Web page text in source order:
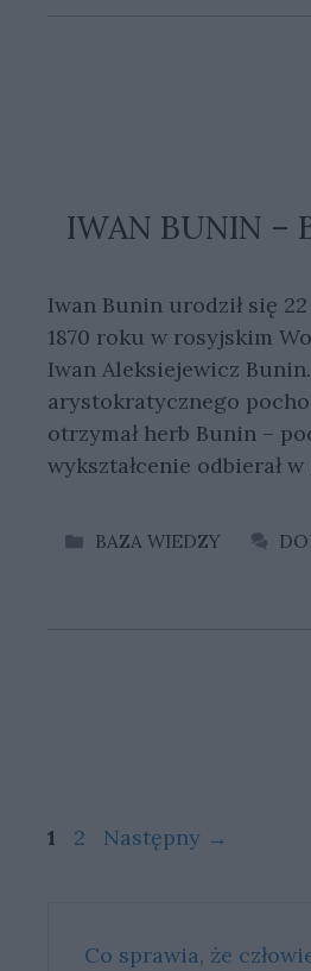
IWAN BUNIN –
Iwan Bunin urodził się
1870 roku w rosyjskim
Iwan Aleksiejewicz
arystokratycznego
otrzymał herb Bunin –
wykształcenie odbierał
KATEGORIE
BAZA WIEDZY
Strona
1 Strona
2 Następny →
Co sprawia, że